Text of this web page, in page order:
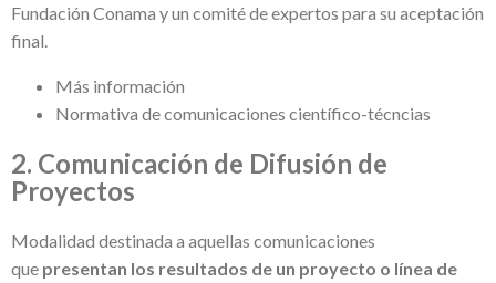
Fundación Conama y un comité de expertos para su aceptación
final.
Más información
Normativa de comunicaciones científico-técncias
2. Comunicación de Difusión de
Proyectos
Modalidad destinada a aquellas comunicaciones
que presentan los resultados de un proyecto o línea de